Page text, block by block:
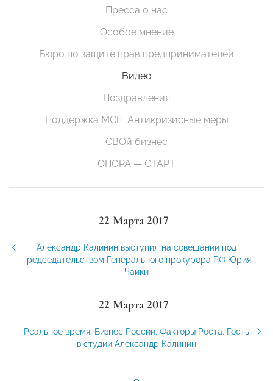
Пресса о нас
Особое мнение
Бюро по защите прав предпринимателей
Видео
Поздравления
Поддержка МСП. Антикризисные меры
СВОй бизнес
ОПОРА — СТАРТ
22 Марта 2017
Александр Калинин выступил на совещании под
председательством Генерального прокурора РФ Юрия
Чайки
22 Марта 2017
Реальное время: Бизнес России. Факторы Роста. Гость
в студии Александр Калинин